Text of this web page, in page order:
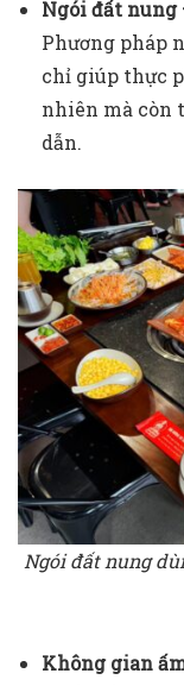
Ngói đất
Phương pháp
chỉ giúp thực
nhiên mà còn
dẫn.
Ngói đất nung
Không gian